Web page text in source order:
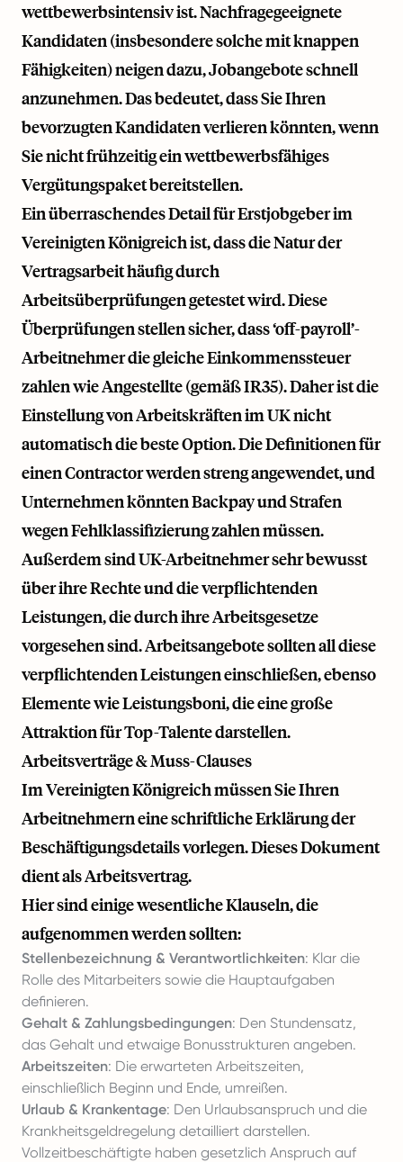
wettbewerbsintensiv ist. Nachfragegeeignete
Kandidaten (insbesondere solche mit knappen
Fähigkeiten) neigen dazu, Jobangebote schnell
anzunehmen. Das bedeutet, dass Sie Ihren
bevorzugten Kandidaten verlieren könnten, wenn
Sie nicht frühzeitig ein wettbewerbsfähiges
Vergütungspaket bereitstellen.
Ein überraschendes Detail für Erstjobgeber im
Vereinigten Königreich ist, dass die Natur der
Vertragsarbeit häufig durch
Arbeitsüberprüfungen getestet wird. Diese
Überprüfungen stellen sicher, dass ‘off-payroll’-
Arbeitnehmer die gleiche Einkommenssteuer
zahlen wie Angestellte (gemäß IR35). Daher ist die
Einstellung von Arbeitskräften im UK nicht
automatisch die beste Option. Die Definitionen für
einen Contractor werden streng angewendet, und
Unternehmen könnten Backpay und Strafen
wegen Fehlklassifizierung zahlen müssen.
Außerdem sind UK-Arbeitnehmer sehr bewusst
über ihre Rechte und die verpflichtenden
Leistungen, die durch ihre Arbeitsgesetze
vorgesehen sind. Arbeitsangebote sollten all diese
verpflichtenden Leistungen einschließen, ebenso
Elemente wie Leistungsboni, die eine große
Attraktion für Top-Talente darstellen.
Arbeitsverträge & Muss-Clauses
Im Vereinigten Königreich müssen Sie Ihren
Arbeitnehmern eine schriftliche Erklärung der
Beschäftigungsdetails vorlegen. Dieses Dokument
dient als Arbeitsvertrag.
Hier sind einige wesentliche Klauseln, die
aufgenommen werden sollten:
Stellenbezeichnung & Verantwortlichkeiten: Klar die
Rolle des Mitarbeiters sowie die Hauptaufgaben
definieren.
Gehalt & Zahlungsbedingungen: Den Stundensatz,
das Gehalt und etwaige Bonusstrukturen angeben.
Arbeitszeiten: Die erwarteten Arbeitszeiten,
einschließlich Beginn und Ende, umreißen.
Urlaub & Krankentage: Den Urlaubsanspruch und die
Krankheitsgeldregelung detailliert darstellen.
Vollzeitbeschäftigte haben gesetzlich Anspruch auf